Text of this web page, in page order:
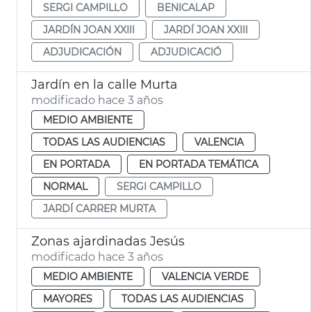
SERGI CAMPILLO
BENICALAP
JARDÍN JOAN XXIII
JARDÍ JOAN XXIII
ADJUDICACIÓN
ADJUDICACIÓ
Jardín en la calle Murta
modificado hace 3 años
MEDIO AMBIENTE
TODAS LAS AUDIENCIAS
VALENCIA
EN PORTADA
EN PORTADA TEMÁTICA
NORMAL
SERGI CAMPILLO
JARDÍ CARRER MURTA
Zonas ajardinadas Jesús
modificado hace 3 años
MEDIO AMBIENTE
VALENCIA VERDE
MAYORES
TODAS LAS AUDIENCIAS